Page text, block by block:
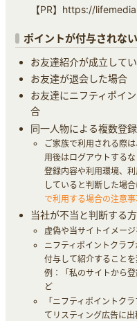
【PR】https://
ポイントが付与されな
お友達紹介が成立して
お友達が退会した場合
お友達にニフティポイ
合
同一人物による複数登
ご家族で利用される際
用後はログアウトする
登録内容や利用環境、
していると判断した場
で利用する場合の注意事
当社が不当と判断する
虚偽や当サイトイメー
ニフティポイントクラ
付与して紹介することを
例：「私のサイトから
ど
「ニフティポイントク
てリスティング広告に出